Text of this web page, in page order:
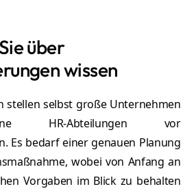
über
wissen
stellen selbst große Unternehmen
HR-Abteilungen vor
Es bedarf einer genauen Planung
wobei von Anfang an
Vorgaben im Blick zu behalten